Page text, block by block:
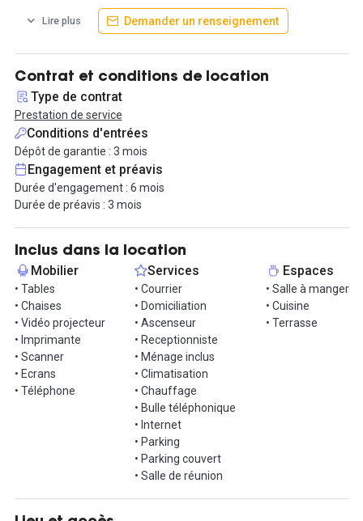
vous venez en voiture !
3 400€ HT. Dans ce montant sont compris : les charges locatives,
la taxe immobilière, la maintenance, le ménage, le câblage, le
téléphone, la domiciliation, l'accueil, la gestion de votre courrier,
ainsi que l'accès internet en haut débit.
Vous aurez également accès à une salle de réunion, une cuisine
ouverte 24h/24 - 7j/7 pour vos pauses et une phone box. Un patio
vous permettra prendre l'air et de travailler au soleil, un vrai plus
dans un centre d'affaires !
Vous souhaitez visiter cet espace ? Contactez votre agent
immobilier Hub-Grade !
Lire plus Demander un renseignement
Contrat et conditions de location
Type de contrat
Prestation de service
Conditions d'entrées
Dépôt de garantie : 3 mois
Engagement et préavis
Durée d'engagement : 6 mois
Durée de préavis : 3 mois
Inclus dans la location
Mobilier
• Tables
• Chaises
• Vidéo projecteur
• Imprimante
• Scanner
• Ecrans
• Téléphone
Services
• Courrier
• Domiciliation
• Ascenseur
• Receptionniste
• Ménage inclus
• Climatisation
• Chauffage
• Bulle téléphonique
• Internet
• Parking
• Parking couvert
• Salle de réunion
Espaces
• Salle à manger
• Cuisine
• Terrasse